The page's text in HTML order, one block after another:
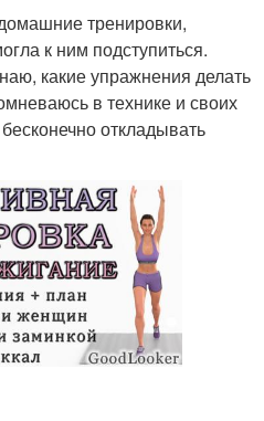
тренировки,
к ним подступиться.
какие упражнения делать
в технике и своих
откладывать